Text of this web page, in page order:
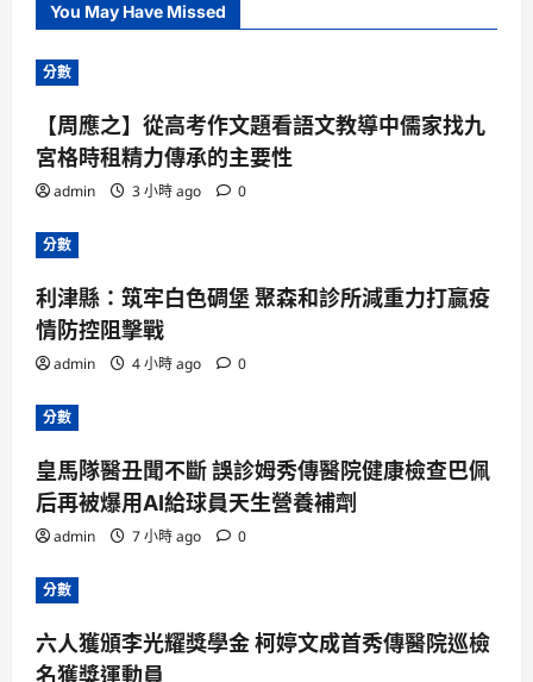
You May Have Missed
分數
【周應之】從高考作文題看語文教導中儒家找九
宮格時租精力傳承的主要性
admin 3 小時 ago 0
分數
利津縣：筑牢白色碉堡 聚森和診所減重力打贏疫
情防控阻擊戰
admin 4 小時 ago 0
分數
皇馬隊醫丑聞不斷 誤診姆秀傳醫院健康檢查巴佩
后再被爆用AI給球員天生營養補劑
admin 7 小時 ago 0
分數
六人獲頒李光耀獎學金 柯婷文成首秀傳醫院巡檢
名獲獎運動員